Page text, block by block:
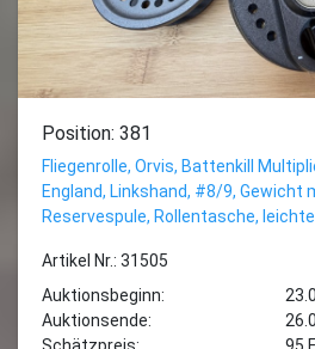
Position: 381
Fliegenrolle, Orvis, Battenkill
England, Linkshand, #8/9, Gewicht
Reservespule, Rollentasche,
Artikel Nr.: 31505
Auktionsbeginn:
Auktionsende: